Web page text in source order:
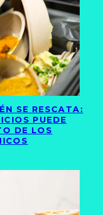
SE RESCATA:
PUEDE
DE LOS